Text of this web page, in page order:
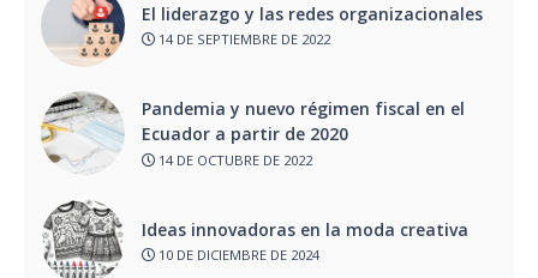
El liderazgo y las redes organizacionales
14 DE SEPTIEMBRE DE 2022
Pandemia y nuevo régimen fiscal en el
Ecuador a partir de 2020
14 DE OCTUBRE DE 2022
Ideas innovadoras en la moda creativa
10 DE DICIEMBRE DE 2024